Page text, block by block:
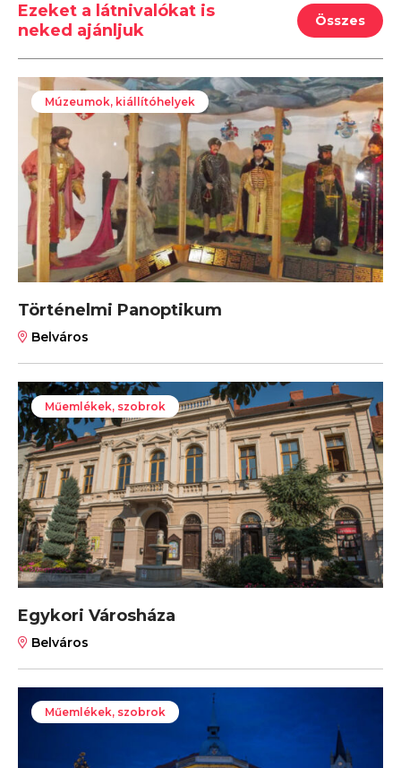
Ezeket a látnivalókat is
neked ajánljuk
Összes
Múzeumok, kiállítóhelyek
Történelmi Panoptikum
Belváros
Műemlékek, szobrok
Egykori Városháza
Belváros
Műemlékek, szobrok